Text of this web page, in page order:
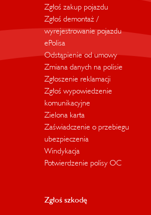
Zgłoś zakup pojazdu
Zgłoś demontaż /
wyrejestrowanie pojazdu
ePolisa
Odstąpienie od umowy
Zmiana danych na polisie
Zgłoszenie reklamacji
Zgłoś wypowiedzenie
komunikacyjne
Zielona karta
Zaświadczenie o przebiegu
ubezpieczenia
Windykacja
Potwierdzenie polisy OC
Zgłoś szkodę